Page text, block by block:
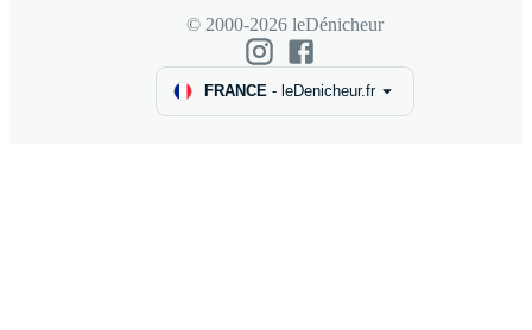
© 2000-2026 leDénicheur
FRANCE - leDenicheur.fr